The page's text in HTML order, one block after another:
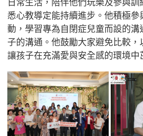
日常生活，陪伴他們玩樂及參與
悉心教導定能持續進步。他積極參
動，學習專為自閉症兒童而設的溝
子的溝通。他鼓勵大家避免比較，
讓孩子在充滿愛與安全感的環境中